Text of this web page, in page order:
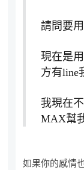
請問要
現在是
方有line
我現在
MAX幫
如果你的感情